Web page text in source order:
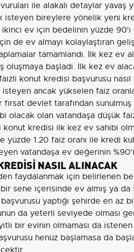
ile alakalı detaylar yavaş
isteyen bireylere yönelik yeni
ev için bedelinin yüzde
de ev almayı kolaylaştıran
tamamlandı. İlk kez ev
oluşmaya başladı. İlk kez ev
konut kredisi başvurusu nasıl
ancak yükselen faiz
devlet tarafından
olacak olan vatandaşa düşük
konut kredisi ilk kez ev sahibi
yüzde 1.20 faiz oranı ile kredi
vatandaşa ev değerinin
NASIL ALINACAK
faydalanmak için belirlenen
sene içerisinde ev almış ya da
yaptığı şehirde en az
da yeterli seviyede olması
bir evinin olmaması da
henüz başlamasa da